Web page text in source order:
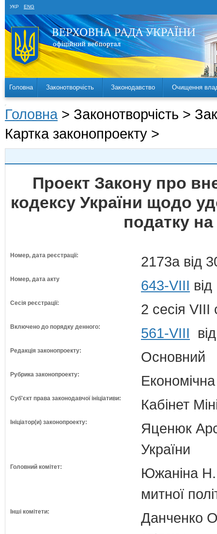
УКР ENG
Головна Законотворчість Законодавство Очищення
Головна > Законотворчість >
Картка законопроекту >
Проект Закону про
кодексу України щодо
податку
Номер, дата реєстрації: 2173а від
Номер, дата акту 643-VIII
Сесія реєстрації: 2 сесія VIII
Включено до порядку денного: 561-VIII
Редакція законопроекту: Основний
Рубрика законопроекту:
Суб'єкт права законодавчої ініціативи: Кабінет
Ініціатор(и) законопроекту:
Яценюк
України
Головний комітет:
Южаніна
митної
Інші комітети:
Данченко